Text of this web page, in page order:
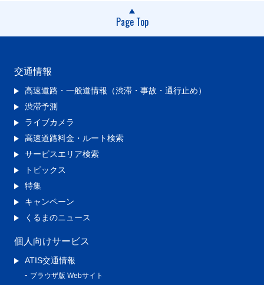
Page Top
交通情報
高速道路・一般道情報（渋滞・事故・通行止め）
渋滞予測
ライブカメラ
高速道路料金・ルート検索
サービスエリア検索
トピックス
特集
キャンペーン
くるまのニュース
個人向けサービス
ATIS交通情報
ブラウザ版 Webサイト